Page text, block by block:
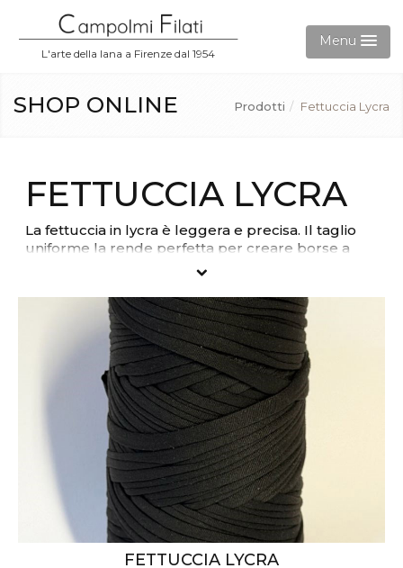
L'arte della lana a Firenze dal 1954
Menu
Gift Card
Accedi
SHOP ONLINE Prodotti / Fettuccia Lycra
FETTUCCIA LYCRA
La fettuccia in lycra è leggera e precisa. Il taglio
uniforme la rende perfetta per creare borse a
FETTUCCIA LYCRA